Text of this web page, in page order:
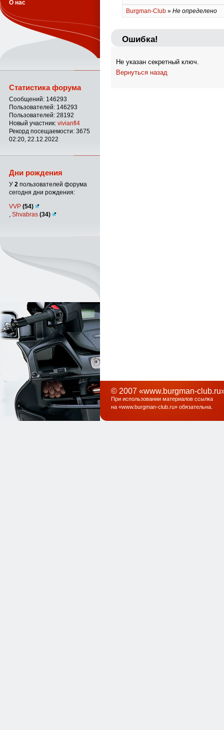
Burgman-Club » Не определено
Ошибка!
Не указан секретный ключ.
Вернуться назад
О нас
Статистика форума
Сообщений: 146293
Пользователей: 146293
Пользователей: 28192
Новый участник: vivianfl4
Рекорд посещаемости: 3675
02:20, 22.12.2022
Дни рождения
У 2 пользователей форума
сегодня дни рождения:
VVP (54)
Shvabras (34)
© 2007 «www.burgman-
При использовании материалов ссылка
на «www.burgman-club.ru» обязательна